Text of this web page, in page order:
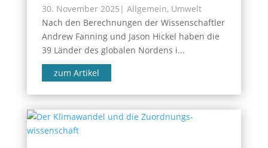
30. November 2025 | Allgemein, Umwelt
Nach den Berechnungen der Wissenschaftler
Andrew Fanning und Jason Hickel haben die
39 Länder des globalen Nordens i...
zum Artikel